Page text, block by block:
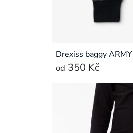
Drexiss baggy ARMY
od 350 Kč